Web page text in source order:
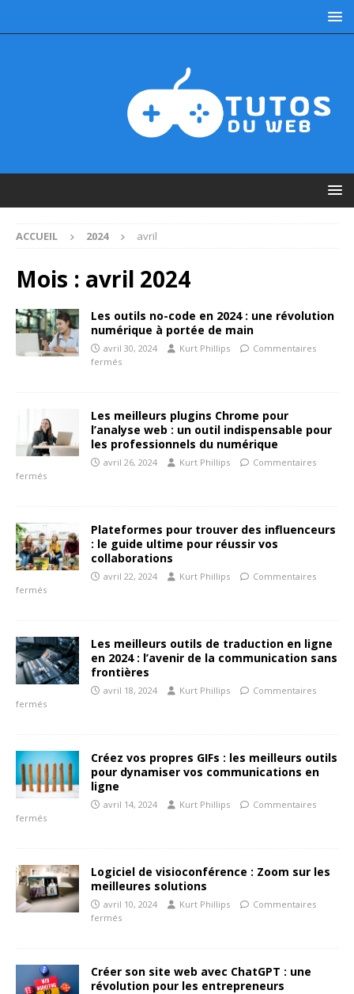
ACCUEIL 2024 avril
Mois : avril 2024
Les outils no-code en 2024 : une révolution
numérique à portée de main
avril 30, 2024 Kurt Phillips
Commentaires
fermés
Les meilleurs plugins Chrome pour
l’analyse web : un outil indispensable pour
les professionnels du numérique
avril 26, 2024 Kurt Phillips
Commentaires
fermés
Plateformes pour trouver des influenceurs
: le guide ultime pour réussir vos
collaborations
avril 22, 2024 Kurt Phillips
Commentaires
fermés
Les meilleurs outils de traduction en ligne
en 2024 : l’avenir de la communication sans
frontières
avril 18, 2024 Kurt Phillips
Commentaires
fermés
Créez vos propres GIFs : les meilleurs outils
pour dynamiser vos communications en
ligne
avril 14, 2024 Kurt Phillips
Commentaires
fermés
Logiciel de visioconférence : Zoom sur les
meilleures solutions
avril 10, 2024 Kurt Phillips
Commentaires
fermés
Créer son site web avec ChatGPT : une
révolution pour les entrepreneurs